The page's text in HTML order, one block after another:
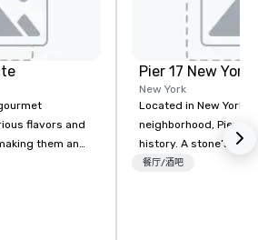
flavors and
them an
occasions,
Pier 17 New York
New York
Located in New York
neighborhood, Pier 17
history. A stone’s throw from the
Financial District and
餐厅/酒吧